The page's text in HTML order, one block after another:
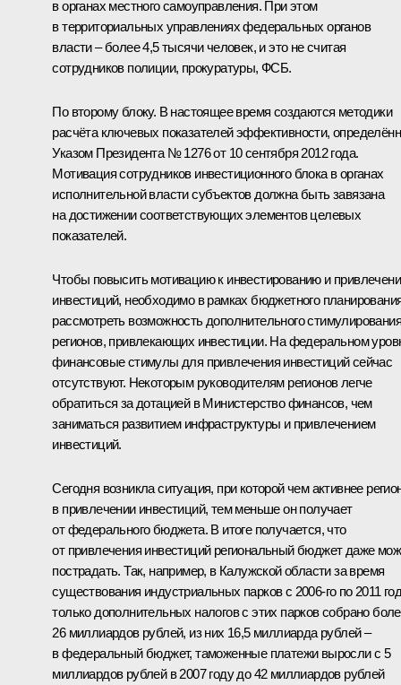
в органах местного самоуправления. При этом
в территориальных управлениях федеральных органов
власти – более 4,5 тысячи человек, и это не считая
сотрудников полиции, прокуратуры, ФСБ.
По второму блоку. В настоящее время создаются методики
расчёта ключевых показателей эффективности,
Указом Президента № 1276 от 10 сентября 2012 года.
Мотивация сотрудников инвестиционного блока в органах
исполнительной власти субъектов должна быть завязана
на достижении соответствующих элементов целевых
показателей.
Чтобы повысить мотивацию к инвестированию и
инвестиций, необходимо в рамках бюджетного
рассмотреть возможность дополнительного стимулирования
регионов, привлекающих инвестиции. На федеральном
финансовые стимулы для привлечения инвестиций сейчас
отсутствуют. Некоторым руководителям регионов легче
обратиться за дотацией в Министерство финансов, чем
заниматься развитием инфраструктуры и привлечением
инвестиций.
Сегодня возникла ситуация, при которой чем активнее
в привлечении инвестиций, тем меньше он получает
от федерального бюджета. В итоге получается, что
от привлечения инвестиций региональный бюджет даже
пострадать. Так, например, в Калужской области за время
существования индустриальных парков с 2006-го по 2011
только дополнительных налогов с этих парков собрано
26 миллиардов рублей, из них 16,5 миллиарда рублей –
в федеральный бюджет, таможенные платежи выросли с 5
миллиардов рублей в 2007 году до 42 миллиардов рублей